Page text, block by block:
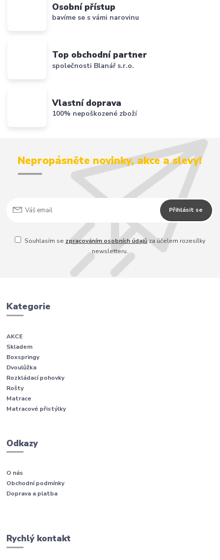
Osobní přístup
bavíme se s vámi narovinu
Top obchodní partner
společnosti Blanář s.r.o.
Vlastní doprava
100% nepoškozené zboží
Nepropásněte novinky, akce a slevy!
Přihlásit se
Souhlasím se zpracováním osobních údajůza účelem rozesílky
newsletteru.
Kategorie
AKCE
Skladem
Boxspringy
Dvoulůžka
Rozkládací pohovky
Rošty
Matrace
Matracové přistýlky
Odkazy
O nás
Obchodní podmínky
Doprava a platba
Rychlý kontakt